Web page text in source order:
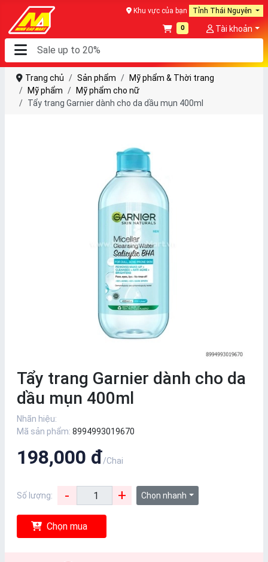
Khu vực của bạn Tỉnh Thái Nguyên
0 Tài khoản
Trang chủ Sản phẩm
Mỹ phẩm & Thời trang
Mỹ phẩm
Mỹ phẩm cho nữ
Tẩy trang Garnier dành cho da dầu mụn 400ml
Tẩy trang Garnier dành cho da
dầu mụn 400ml
Nhãn hiệu:
Mã sản phẩm: 8994993019670
198,000 đ/Chai
Số lượng: - + Chọn nhanh
Chọn mua